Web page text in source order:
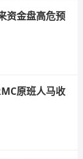
资金盘高危预
原班人马收